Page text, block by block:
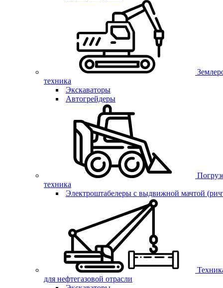
техника
Экскаваторы
Автогрейдеры
техника
Электроштабелеры с выдвижной мачтой
для нефтегазовой отрасли